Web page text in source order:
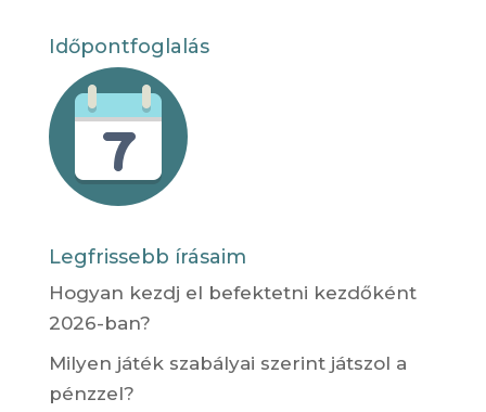
Időpontfoglalás
Legfrissebb írásaim
Hogyan kezdj el befektetni kezdőként
2026-ban?
Milyen játék szabályai szerint játszol a
pénzzel?